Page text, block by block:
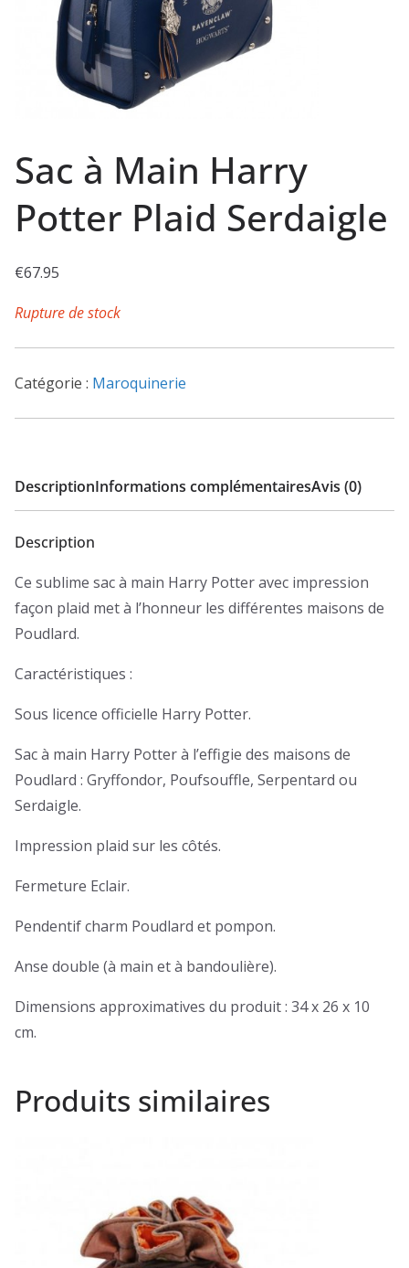
Sac à Main Harry
Potter Plaid Serdaigle
€67.95
Rupture de stock
Catégorie : Maroquinerie
DescriptionInformations complémentairesAvis (0)
Description
Ce sublime sac à main Harry Potter avec impression
façon plaid met à l’honneur les différentes maisons de
Poudlard.
Caractéristiques :
Sous licence officielle Harry Potter.
Sac à main Harry Potter à l’effigie des maisons de
Poudlard : Gryffondor, Poufsouffle, Serpentard ou
Serdaigle.
Impression plaid sur les côtés.
Fermeture Eclair.
Pendentif charm Poudlard et pompon.
Anse double (à main et à bandoulière).
Dimensions approximatives du produit : 34 x 26 x 10
cm.
Produits similaires